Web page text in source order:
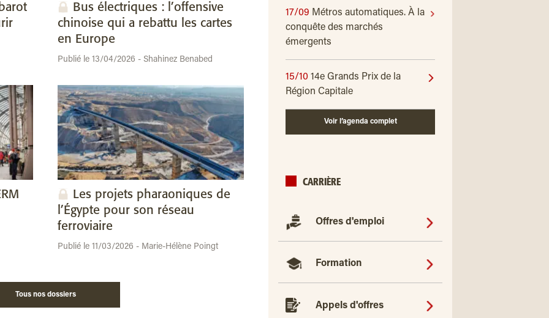
Bus électriques : l’offensive
chinoise qui a rebattu les cartes
en Europe
Publié le 13/04/2026 - Shahinez Benabed
Les projets pharaoniques de
l’Égypte pour son réseau
ferroviaire
Publié le 11/03/2026 - Marie-Hélène Poingt
Tous nos dossiers
17/09 Métros automatiques. À la
conquête des marchés
émergents
15/10 14e Grands Prix de la
Région Capitale
Voir l’agenda complet
CARRIÈRE
Offres d'emploi
Formation
Appels d'offres